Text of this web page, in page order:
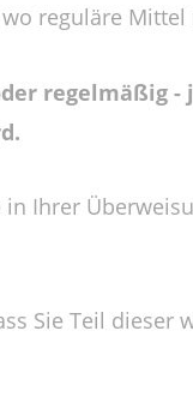
reguläre
regelmäßig
in Ihrer
Sie Teil